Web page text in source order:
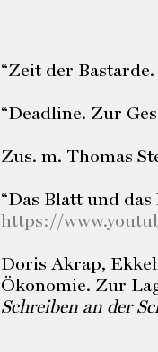
“Zeit der
“Deadline. Zur
Zus. m. Thomas
“Das Blatt und das
https://
Doris Akrap,
Ökonomie. Zur
Schreiben an der